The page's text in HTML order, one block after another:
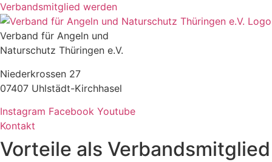
Verbandsmitglied werden
Verband für Angeln und
Naturschutz Thüringen e.V.
Niederkrossen 27
07407 Uhlstädt-Kirchhasel
Instagram Facebook Youtube
Kontakt
Vorteile als Verbandsmitglied